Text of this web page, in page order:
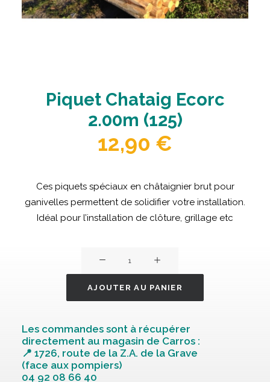
CONTACT
Piquet Chataig Ecorc
2.00m (125)
12,90 €
Ces piquets spéciaux en châtaignier brut pour
ganivelles permettent de solidifier votre installation.
Idéal pour l’installation de clôture, grillage etc
quantité
Piquet
chataig
2.00m
(125)
AJOUTER AU PANIER
Les commandes sont à récupérer
directement au magasin de Carros :
📍 1726, route de la Z.A. de la Grave
(face aux pompiers)
04 92 08 66 40